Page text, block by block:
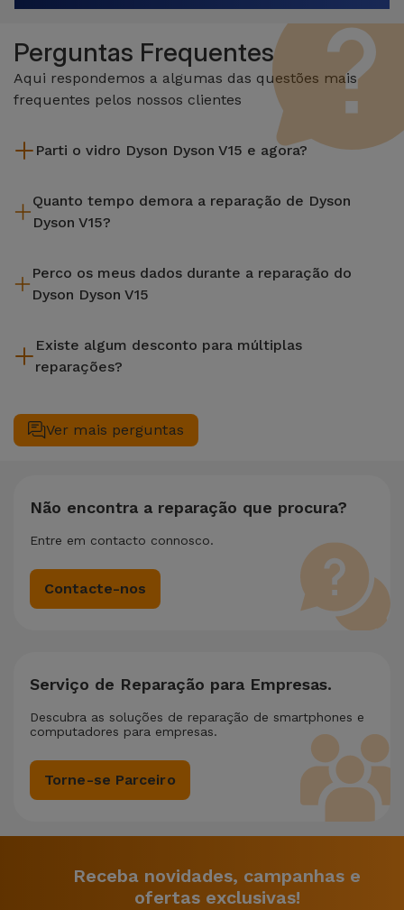
Perguntas Frequentes
Aqui respondemos a algumas das questões mais
frequentes pelos nossos clientes
Parti o vidro Dyson Dyson V15 e agora?
a loja mais próxima de si.
Quanto tempo demora a reparação de Dyson
Dyson V15?
efetuada em aproximadamente 20 a 30 minutos.
Perco os meus dados durante a reparação do
Dyson Dyson V15
sempre recomendável fazer um backup. A página também
menciona um serviço de Passagem de Dados (29,95 €) caso
Existe algum desconto para múltiplas
reparações?
seu equipamento. Caso o seu Dyson Dyson V15 necessite de
duas ou mais intervenções técnicas realizadas em
Ver mais perguntas
Não encontra a reparação que procura?
Entre em contacto connosco.
Contacte-nos
Serviço de Reparação para Empresas.
Descubra as soluções de reparação de smartphones e
computadores para empresas.
Torne-se Parceiro
Receba novidades, campanhas e
ofertas exclusivas!